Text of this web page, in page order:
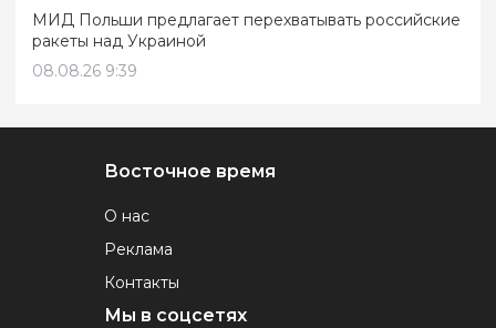
МИД Польши предлагает перехватывать российские
ракеты над Украиной
08.08.26 9:39
Восточное время
О нас
Реклама
Контакты
Мы в соцсетях